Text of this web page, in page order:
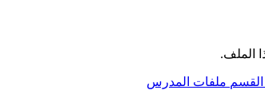
الملف.
القسم ملفات المدرس